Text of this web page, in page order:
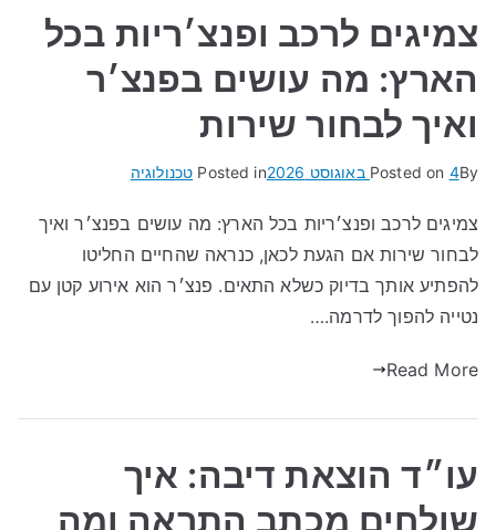
צמיגים לרכב ופנצ׳ריות בכל
הארץ: מה עושים בפנצ׳ר
ואיך לבחור שירות
By
Posted on 4 באוגוסט 2026 Posted in טכנולוגיה
צמיגים לרכב ופנצ׳ריות בכל הארץ: מה עושים בפנצ׳ר ואיך
לבחור שירות אם הגעת לכאן, כנראה שהחיים החליטו
להפתיע אותך בדיוק כשלא התאים. פנצ׳ר הוא אירוע קטן עם
נטייה להפוך לדרמה.…
Read More
עו״ד הוצאת דיבה: איך
שולחים מכתב התראה ומה